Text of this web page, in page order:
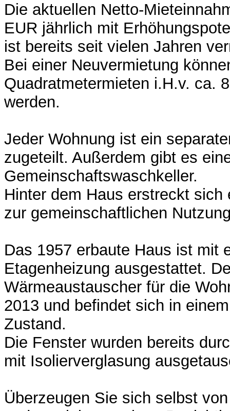
Die aktuellen Netto-
EUR jährlich mit
ist bereits seit vielen Jahren
Bei einer Neuvermietung
Quadratmetermieten i.H.v. ca.
werden.
Jeder Wohnung ist ein
zugeteilt. Außerdem gibt es
Gemeinschaftswaschkeller.
Hinter dem Haus erstreckt sich
zur gemeinschaftlichen
Das 1957 erbaute Haus ist mit
Etagenheizung ausgestattet.
Wärmeaustauscher für die
2013 und befindet sich in
Zustand.
Die Fenster wurden bereits
mit Isolierverglasung
Überzeugen Sie sich selbst